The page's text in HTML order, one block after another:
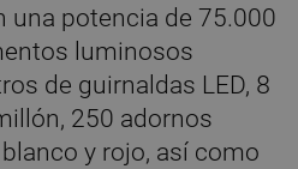
una potencia de 75.000
luminosos
de guirnaldas LED, 8
250 adornos
y rojo, así como